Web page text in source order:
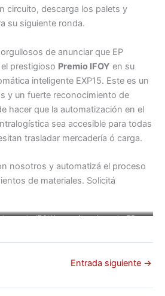
circuito, descarga los palets y
su siguiente ronda.
de anunciar que EP
prestigioso Premio IFOY en su
inteligente EXP15. Este es un
y un fuerte reconocimiento de
hacer que la automatización en el
sea accesible para todas
trasladar mercadería ó carga.
nosotros y automatizá el proceso
de materiales. Solicitá
de IFOW con ejecutivos de EP
Entrada siguiente →